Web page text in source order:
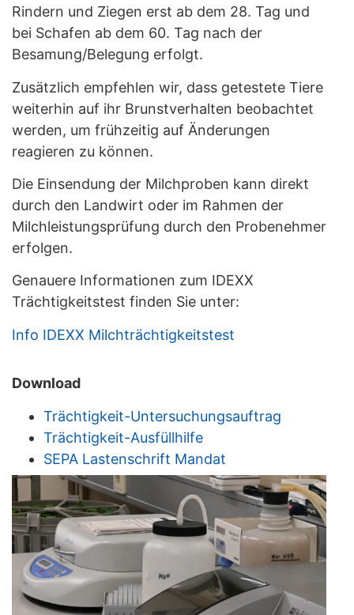
Rindern und Ziegen erst ab dem 28. Tag und
bei Schafen ab dem 60. Tag nach der
Besamung/Belegung erfolgt.
Zusätzlich empfehlen wir, dass getestete Tiere
weiterhin auf ihr Brunstverhalten beobachtet
werden, um frühzeitig auf Änderungen
reagieren zu können.
Die Einsendung der Milchproben kann direkt
durch den Landwirt oder im Rahmen der
Milchleistungsprüfung durch den Probenehmer
erfolgen.
Genauere Informationen zum IDEXX
Trächtigkeitstest finden Sie unter:
Info IDEXX Milchträchtigkeitstest
Download
Trächtigkeit-Untersuchungsauftrag
Trächtigkeit-Ausfüllhilfe
SEPA Lastenschrift Mandat